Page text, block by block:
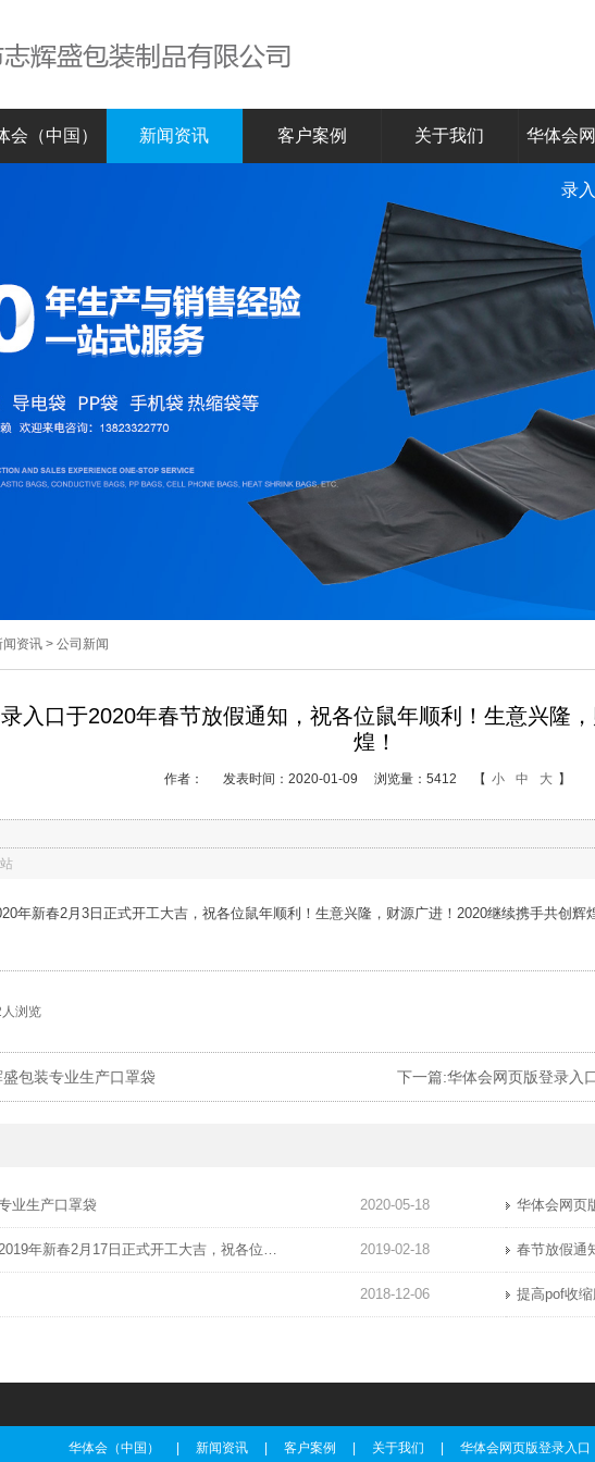
会（中国） 新闻资讯 客户案例 关于我们 华体会
录
闻资讯 > 公司新闻
入口于2020年春节放假通知，祝各位鼠年顺利！生意兴隆
煌！
作者： 发表时间：2020-01-09 浏览量：5412 【 小 中 大 】
年新春2月3日正式开工大吉，祝各位鼠年顺利！生意兴隆，财源广进！2020继续携手共创辉
浏览
盛包装专业生产口罩袋
业生产口罩袋 2020-05-18
华体会网页版登录入口于2019年新春2月17日正式开工大吉，祝各位猪年顺利！生意兴隆，财源广进！2019继续携手共创辉煌！ 2019-02-18 春节放假通
2018-12-06 提高pof收
华体会（中国） 新闻资讯 客户案例 关于我们 华体会网页版登录入口